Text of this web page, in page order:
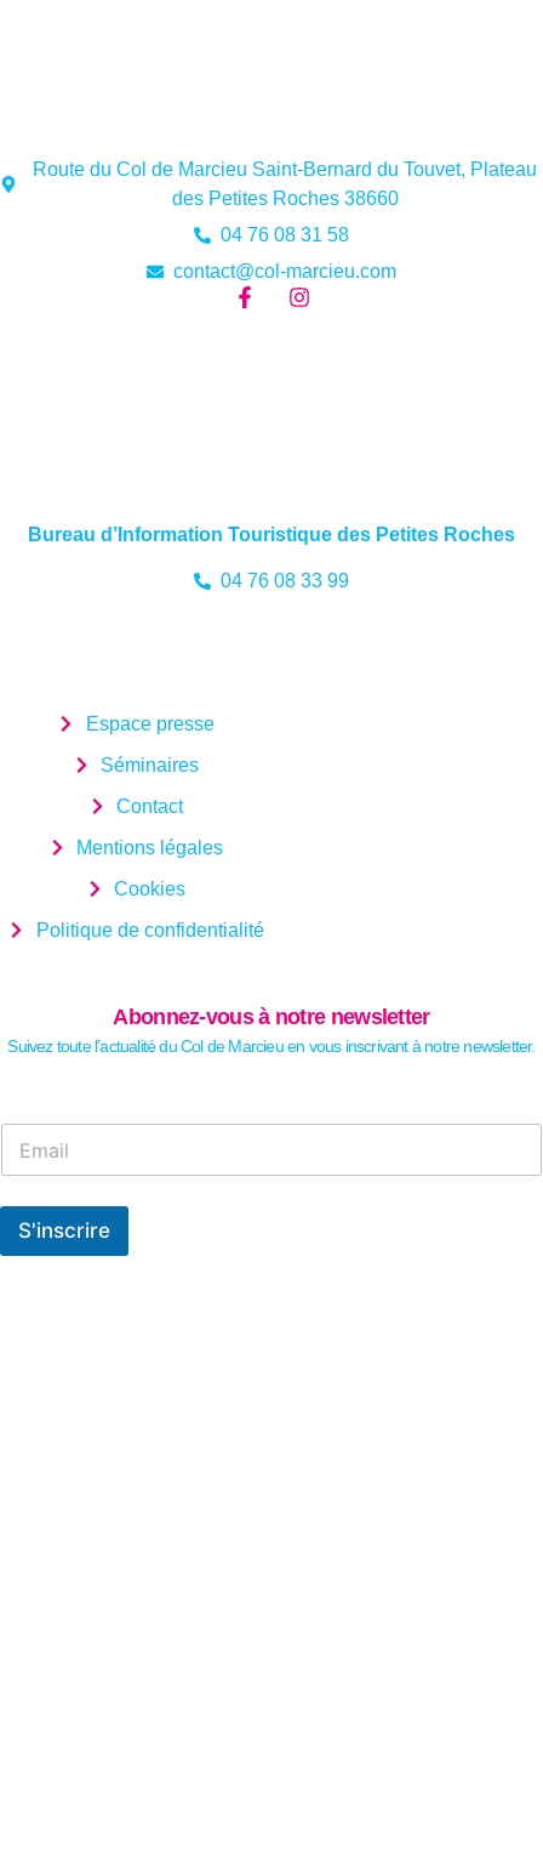
Route du Col de Marcieu Saint-Bernard du Touvet, Plateau
des Petites Roches 38660
04 76 08 31 58
contact@col-marcieu.com
Bureau d’Information Touristique des Petites Roches
04 76 08 33 99
Espace presse
Séminaires
Contact
Mentions légales
Cookies
Politique de confidentialité
Abonnez-vous à notre newsletter
Suivez toute l’actualité du Col de Marcieu en vous inscrivant à notre newsletter.
l
E
a
i
*
S'inscrire